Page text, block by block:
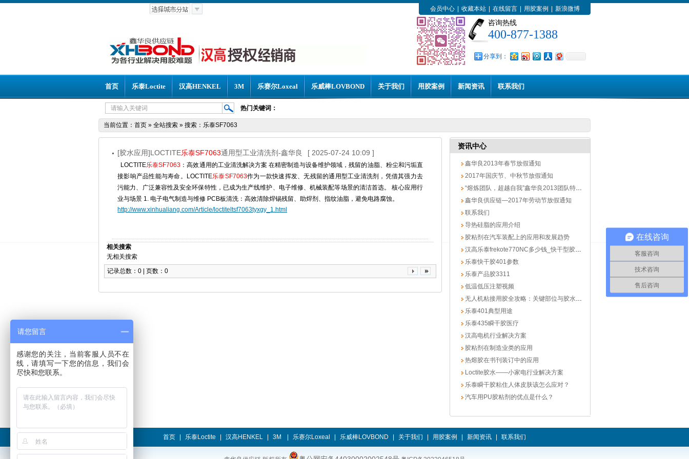
会员中心 收藏本站 在线留言 用胶案例 新浪微博
咨询热线
400-877-1388
分享到：
首页 乐泰Loctite 汉高HENKEL 3M 乐赛尔Loxeal 乐威棒LOVBOND 关于我们 用胶案例 新闻资讯 联系我们
热门关键词：
当前位置： 首页 » 全站搜索 » 搜索：乐泰SF7063
[胶水应用]LOCTITE乐泰SF7063通用型工业清洗剂-鑫华良 [ 2025-07-24 10:09 ]
LOCTITE乐泰SF7063 ：高效通用的工业清洗解决方案 在精密制造与设备维护领域，残留的油脂、粉尘和污垢直
接影响产品性能与寿命。LOCTITE乐泰SF7063作为一款快速挥发、无残留的通用型工业清洗剂，凭借其强力去
污能力、广泛兼容性及安全环保特性，已成为生产线维护、电子维修、机械装配等场景的清洁首选。 核心应用行
业与场景 1. 电子电气制造与维修 PCB板清洗：高效清除焊锡残留、助焊剂、指纹油脂，避免电路腐蚀。
http://www.xinhualiang.com/Article/loctiteltsf7063tyxgy_1.html
相关搜索
无相关搜索
记录总数：0 | 页数：0
资讯中心
鑫华良2013年春节放假通知
2017年国庆节、中秋节放假通知
“熔炼团队，超越自我”鑫华良2013团队特训营
鑫华良供应链—2017年劳动节放假通知
联系我们
导热硅脂的应用介绍
胶粘剂在汽车装配上的应用和发展趋势
汉高乐泰frekote770NC多少钱_快干型胶模剂
乐泰快干胶401参数
乐泰产品胶3311
低温低压注塑视频
无人机粘接用胶全攻略：关键部位与胶水类型选择
乐泰401典型用途
乐泰435瞬干胶医疗
汉高电机行业解决方案
胶粘剂在制造业类的应用
热熔胶在书刊装订中的应用
Loctite胶水——小家电行业解决方案
乐泰瞬干胶粘住人体皮肤该怎么应对？
汽车用PU胶粘剂的优点是什么？
首页 乐泰Loctite 汉高HENKEL 3M 乐赛尔Loxeal 乐威棒LOVBOND 关于我们 用胶案例 新闻资讯 联系我们
在线咨询
客服咨询
技术咨询
售后咨询
请您留言
感谢您的关注，当前客服人员不在
线，请填写一下您的信息，我们会
尽快和您联系。